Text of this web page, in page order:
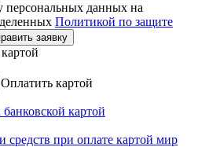
персональных данных на
Политикой по защите
заявку
Оплатить картой
картой
при оплате картой мир